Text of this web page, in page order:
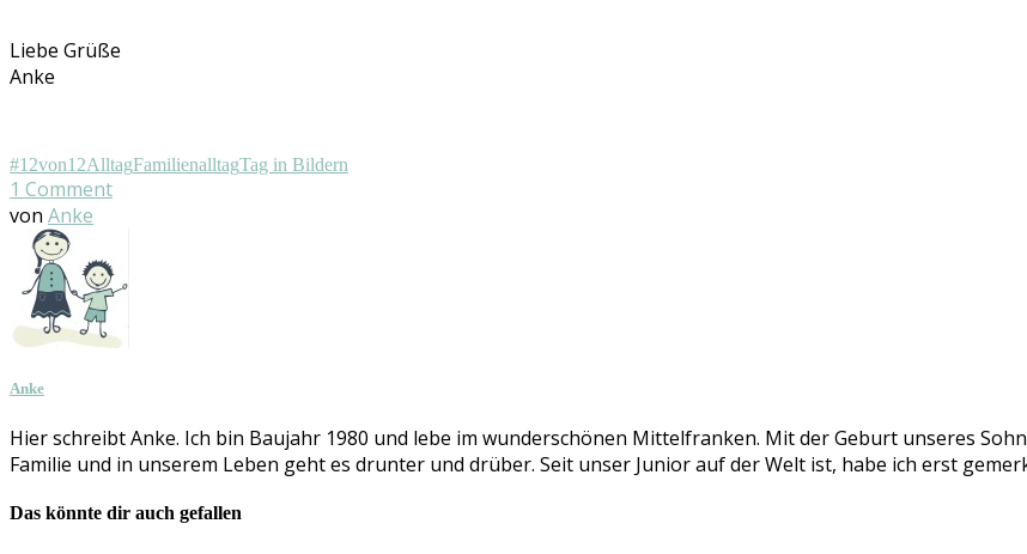
Liebe Grüße
Anke
#12von12AlltagFamilienalltagTag in Bildern
1 Comment
von Anke
Anke
Hier schreibt Anke. Ich bin Baujahr 1980 und lebe im wunderschönen Mittelfranken. Mit der Geburt unseres
Familie und in unserem Leben geht es drunter und drüber. Seit unser Junior auf der Welt ist, habe ich erst
Das könnte dir auch gefallen